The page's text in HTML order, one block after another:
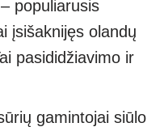
– populiarusis
įsišaknijęs olandų
pasididžiavimo ir
gamintojai siūlo